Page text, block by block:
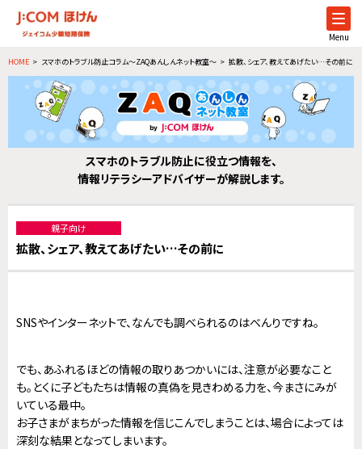
Menu
HOME スマホのトラブル防止コラム～ZAQあんしんネット教室～ 拡散、シェア、教えてあげたい…その前に
スマホのトラブル防止に役立つ情報を、
情報リテラシーアドバイザーが解説します。
親子向け
拡散、シェア、教えてあげたい…その前に
SNSやインターネットで、なんでも調べられるのはべんりですね。
でも、あふれるほどの情報の取りあつかいには、注意が必要なこと
も。とくに子どもたちは情報の真偽を見きわめる力を、今まさにみが
いている最中。
お子さまがまちがった情報を信じこんでしまうことは、場合によっては
深刻な結果となってしまいます。